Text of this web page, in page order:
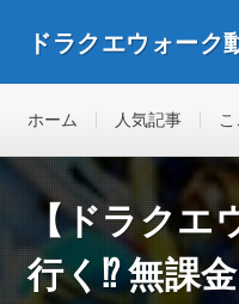
ドラクエウォーク
ホーム 人気記事
【ドラクエ
行く⁉︎ 無課